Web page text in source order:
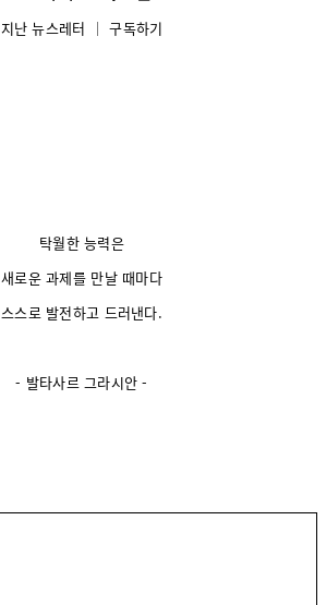
지난 뉴스레터 │구독하기
탁월한 능력은
새로운 과제를 만날 때마다
스스로 발전하고 드러낸다.
- 발타사르 그라시안 -